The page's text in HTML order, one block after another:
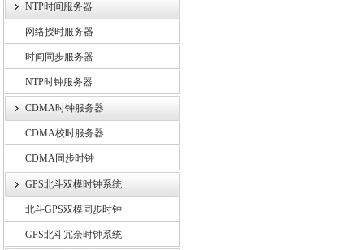
NTP时间服务器
网络授时服务器
时间同步服务器
NTP时钟服务器
CDMA时钟服务器
CDMA校时服务器
CDMA同步时钟
GPS北斗双模时钟系统
北斗GPS双模同步时钟
GPS北斗冗余时钟系统